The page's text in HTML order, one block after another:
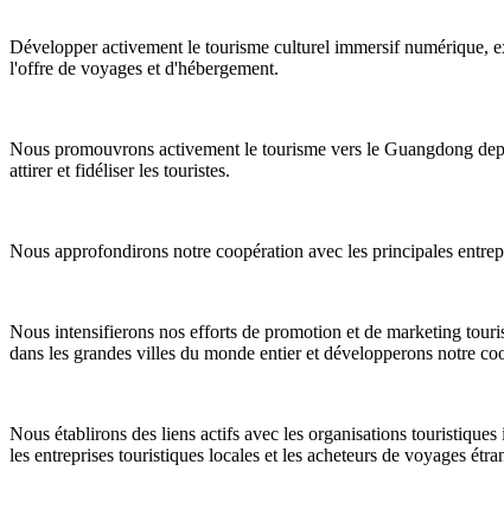
Développer activement le tourisme culturel immersif numérique,
l'offre de voyages et d'hébergement.
Nous promouvrons activement le tourisme vers le Guangdong
attirer et fidéliser les touristes.
Nous approfondirons notre coopération avec les principales
Nous intensifierons nos efforts de promotion et de marketing
dans les grandes villes du monde entier et développerons notre
Nous établirons des liens actifs avec les organisations
les entreprises touristiques locales et les acheteurs de voyages